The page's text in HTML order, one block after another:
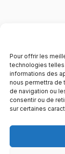
Pour offrir les
technologies
informations des
nous permettra de
de navigation ou
consentir ou de
sur certaines
YubiGeek est
technologies, à
du web, du